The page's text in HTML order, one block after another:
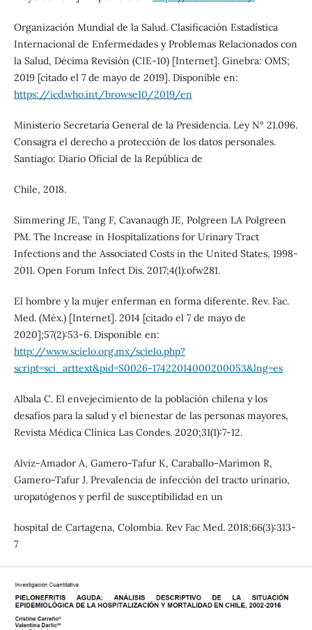
Organización Mundial de la Salud. Clasificación Estadística
Internacional de Enfermedades y Problemas Relacionados con
la Salud, Décima Revisión (CIE-10) [Internet]. Ginebra: OMS;
2019 [citado el 7 de mayo de 2019]. Disponible en:
https://icd.who.int/browse10/2019/en
Ministerio Secretaría General de la Presidencia. Ley N° 21.096.
Consagra el derecho a protección de los datos personales.
Santiago: Diario Oficial de la República de
Chile, 2018.
Simmering JE, Tang F, Cavanaugh JE, Polgreen LA Polgreen
PM. The Increase in Hospitalizations for Urinary Tract
Infections and the Associated Costs in the United States, 1998-
2011. Open Forum Infect Dis. 2017;4(1):ofw281.
El hombre y la mujer enferman en forma diferente. Rev. Fac.
Med. (Méx.) [Internet]. 2014 [citado el 7 de mayo de
2020];57(2):53-6. Disponible en:
http://www.scielo.org.mx/scielo.php?
script=sci_arttext&pid=S0026-17422014000200053&lng=es
Albala C. El envejecimiento de la población chilena y los
desafíos para la salud y el bienestar de las personas mayores,
Revista Médica Clínica Las Condes. 2020;31(1):7-12.
Alviz-Amador A, Gamero-Tafur K, Caraballo-Marimon R,
Gamero-Tafur J. Prevalencia de infección del tracto urinario,
uropatógenos y perfil de susceptibilidad en un
hospital de Cartagena, Colombia. Rev Fac Med. 2018;66(3):313-
7